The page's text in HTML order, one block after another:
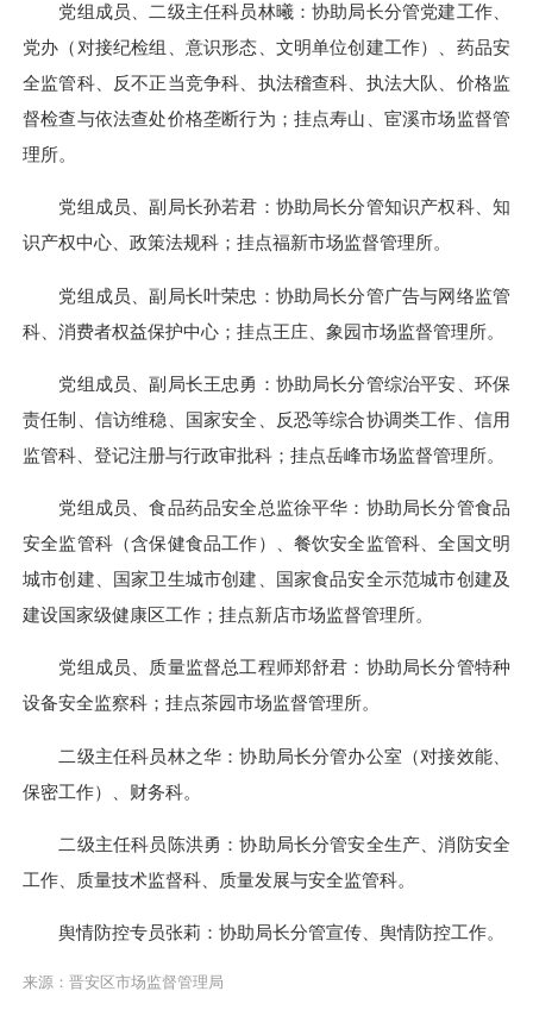
党组成员、二级主任科员林曦：协助局长分管党建工作、
党办（对接纪检组、意识形态、文明单位创建工作）、药品安
全监管科、反不正当竞争科、执法稽查科、执法大队、价格监
督检查与依法查处价格垄断行为；挂点寿山、宦溪市场监督管
理所。
党组成员、副局长孙若君：协助局长分管知识产权科、知
识产权中心、政策法规科；挂点福新市场监督管理所。
党组成员、副局长叶荣忠：协助局长分管广告与网络监管
科、消费者权益保护中心；挂点王庄、象园市场监督管理所。
党组成员、副局长王忠勇：协助局长分管综治平安、环保
责任制、信访维稳、国家安全、反恐等综合协调类工作、信用
监管科、登记注册与行政审批科；挂点岳峰市场监督管理所。
党组成员、食品药品安全总监徐平华：协助局长分管食品
安全监管科（含保健食品工作）、餐饮安全监管科、全国文明
城市创建、国家卫生城市创建、国家食品安全示范城市创建及
建设国家级健康区工作；挂点新店市场监督管理所。
党组成员、质量监督总工程师郑舒君：协助局长分管特种
设备安全监察科；挂点茶园市场监督管理所。
二级主任科员林之华：协助局长分管办公室（对接效能、
保密工作）、财务科。
二级主任科员陈洪勇：协助局长分管安全生产、消防安全
工作、质量技术监督科、质量发展与安全监管科。
舆情防控专员张莉：协助局长分管宣传、舆情防控工作。
来源：晋安区市场监督管理局